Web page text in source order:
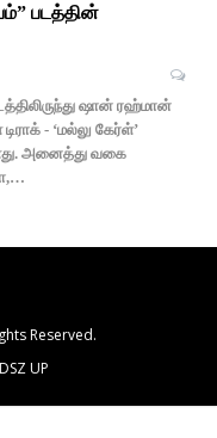
படத்தின்
ஷான் ரஹ்மான்
- ‘மல்லு கேர்ள்’
அனைத்து வகை
Reserved.
UP